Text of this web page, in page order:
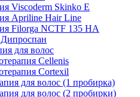
Viscoderm Skinko E
Apriline Hair Line
Filorga NCTF 135 HA
для волос
Cellenis
Cortexil
для волос (1 пробирка)
для волос (2 пробирки)